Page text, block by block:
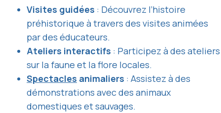
Visites guidées : Découvrez l’histoire
préhistorique à travers des visites animées
par des éducateurs.
Ateliers interactifs : Participez à des ateliers
sur la faune et la flore locales.
Spectacles animaliers : Assistez à des
démonstrations avec des animaux
domestiques et sauvages.